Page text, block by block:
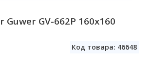
GV-662P 160х160
Код товара: 46648